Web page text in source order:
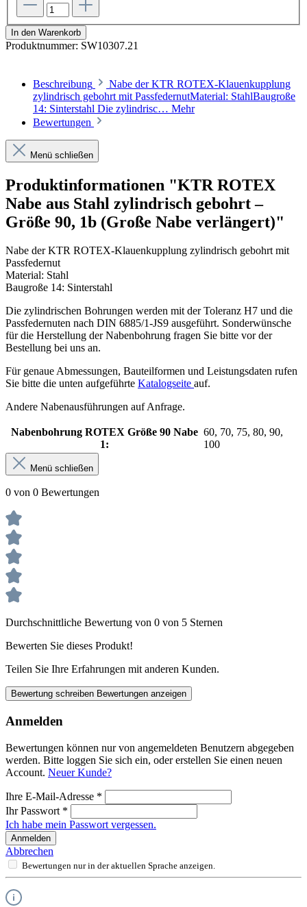
In den Warenkorb
Produktnummer: SW10307.21
Beschreibung
Nabe der KTR ROTEX-Klauenkupplung
zylindrisch gebohrt mit PassfedernutMaterial: StahlBaugroße
14: Sinterstahl Die zylindrisc… Mehr
Bewertungen
Menü schließen
Produktinformationen "KTR ROTEX
Nabe aus Stahl zylindrisch gebohrt –
Größe 90, 1b (Große Nabe verlängert)"
Nabe der KTR ROTEX-Klauenkupplung zylindrisch gebohrt mit
Passfedernut
Material: Stahl
Baugroße 14: Sinterstahl
Die zylindrischen Bohrungen werden mit der Toleranz H7 und die
Passfedernuten nach DIN 6885/1-JS9 ausgeführt. Sonderwünsche
für die Herstellung der Nabenbohrung fragen Sie bitte vor der
Bestellung bei uns an.
Für genaue Abmessungen, Bauteilformen und Leistungsdaten rufen
Sie bitte die unten aufgeführte Katalogseite auf.
Andere Nabenausführungen auf Anfrage.
Nabenbohrung ROTEX Größe 90 Nabe
1:
60, 70, 75, 80, 90,
100
Menü schließen
0 von 0 Bewertungen
Durchschnittliche Bewertung von 0 von 5 Sternen
Bewerten Sie dieses Produkt!
Teilen Sie Ihre Erfahrungen mit anderen Kunden.
Bewertung schreiben Bewertungen anzeigen
Anmelden
Bewertungen können nur von angemeldeten Benutzern abgegeben
werden. Bitte loggen Sie sich ein, oder erstellen Sie einen neuen
Account. Neuer Kunde?
Ihre E-Mail-Adresse *
Ihr Passwort *
Ich habe mein Passwort vergessen.
Anmelden
Abbrechen
Bewertungen nur in der aktuellen Sprache anzeigen.